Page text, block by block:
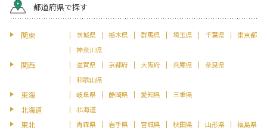
都道府県で探す
関東 茨城県 栃木県 群馬県 埼玉県 千葉県
東京都
神奈川県
関西 滋賀県 京都府 大阪府 兵庫県
奈良県
和歌山県
東海 岐阜県 静岡県 愛知県 三重県
北海道 北海道
東北 青森県 岩手県 宮城県 秋田県 山形県 福島県